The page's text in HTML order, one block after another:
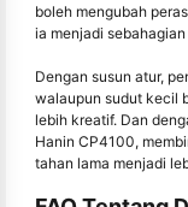
boleh mengubah
ia menjadi
Dengan susun atur,
walaupun sudut kecil
lebih kreatif. Dan
Hanin CP4100,
tahan lama menjadi